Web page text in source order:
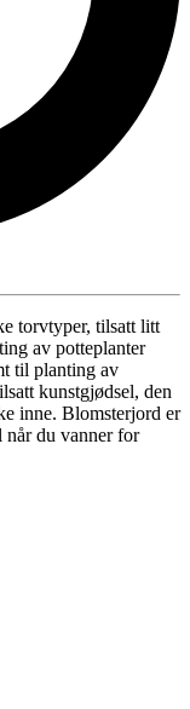
torvtyper, tilsatt litt
av potteplanter
til planting av
kunstgjødsel, den
inne. Blomsterjord er
når du vanner for